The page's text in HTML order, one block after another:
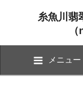
糸魚川翡
メニュー